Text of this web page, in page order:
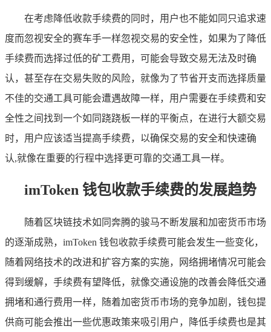
在考虑降低收款手续费的同时，用户也不能如同只追求速
度而忽视安全的赛车手一样忽视交易的安全性，如果为了降低
手续费而选择过低的矿工费用，可能会导致交易无法及时确
认，甚至存在交易失败的风险，就像为了节省开支而选择质量
不佳的交通工具可能会遭遇故障一样，用户需要在手续费和安
全性之间找到一个如同跷跷板一样的平衡点，在进行大额交易
时，用户应该适当提高手续费，以确保交易的安全和快速确
认,就像在重要的行程中选择更可靠的交通工具一样。
imToken 钱包收款手续费的发展趋势
随着区块链技术如同奔腾的骏马不断发展和加密货币市场
的逐渐成熟，imToken 钱包收款手续费可能会发生一些变化，
随着网络技术的改进和扩容方案的实施，网络拥堵情况可能会
得到缓解，手续费有望降低，就像交通设施的改善会降低交通
拥堵和通行费用一样，随着加密货币市场的竞争加剧，钱包提
供商可能会推出一些优惠政策来吸引用户，降低手续费也是其